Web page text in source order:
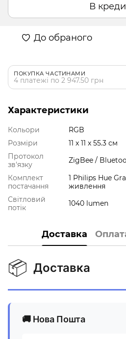
В
До обраного
ПОКУПКА ЧАСТИНАМИ
4 платежі по 2 947.50 грн
Характеристики
Кольори
RGB
Розміри
‎11 x 11 x 55.3 см
Протокол
зв'язку
ZigBee /
Комплект
постачання
1 Philips Hue
живлення
Світловий
потік
1040 lumen
Доставка
📦 Доставка
🚚 Нова Пошта